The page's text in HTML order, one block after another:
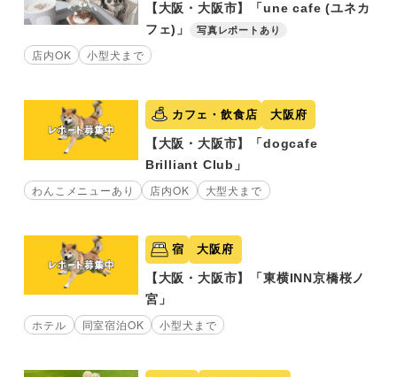
【大阪・大阪市】「une cafe (ユネカ
フェ)」
写真レポートあり
店内OK 小型犬まで
カフェ・飲食店 大阪府
【大阪・大阪市】「dogcafe
Brilliant Club」
わんこメニューあり 店内OK 大型犬まで
宿 大阪府
【大阪・大阪市】「東横INN京橋桜ノ
宮」
ホテル 同室宿泊OK 小型犬まで